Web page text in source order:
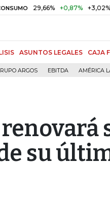
29,66% +0,87% +3,02%
ASUNTOS LEGALES CAJA
ARGOS EBITDA AMÉRICA
su